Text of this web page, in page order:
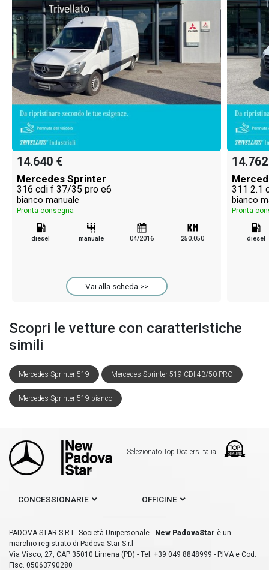
14.640 €
Mercedes Sprinter
316 cdi f 37/35 pro e6
bianco manuale
Pronta consegna
diesel manuale 04/2016 250.050
Vai alla scheda >>
311 2.1
bianco
Pronta
diesel
Scopri le vetture con caratteristiche
simili
Mercedes Sprinter 519 Mercedes Sprinter 519 CDI 43/50 PRO
Mercedes Sprinter 519 bianco
Selezionato Top Dealers Italia
CONCESSIONARIE OFFICINE
PADOVA STAR S.R.L. Società Unipersonale - New PadovaStar è un
marchio registrato di Padova Star S.r.l
Via Visco, 27, CAP 35010 Limena (PD) - Tel. +39 049 8848999 - P.IVA e Cod.
Fisc. 05063790280